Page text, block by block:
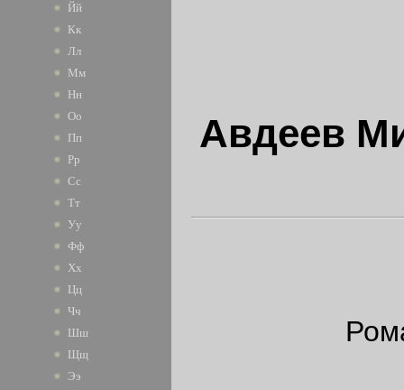
Йй
Кк
Лл
Мм
Нн
Оо
Пп
Рр
Сс
Тт
Уу
Фф
Хх
Цц
Чч
Шш
Щщ
Ээ
Авдеев